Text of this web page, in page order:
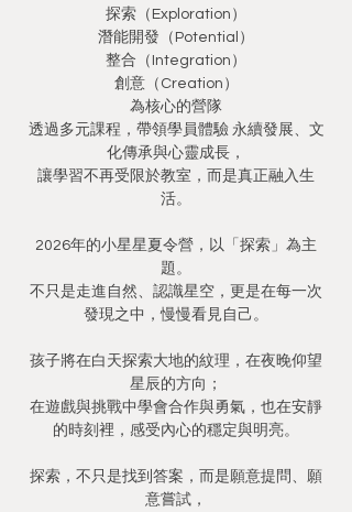
探索（Exploration）
潛能開發（Potential）
整合（Integration）
創意（Creation）
為核心的營隊
透過多元課程，帶領學員體驗 永續發展、文
化傳承與心靈成長，
讓學習不再受限於教室，而是真正融入生
活。
2026年的小星星夏令營，以「探索」為主
題。
不只是走進自然、認識星空，更是在每一次
發現之中，慢慢看見自己。
孩子將在白天探索大地的紋理，在夜晚仰望
星辰的方向；
在遊戲與挑戰中學會合作與勇氣，也在安靜
的時刻裡，感受內心的穩定與明亮。
探索，不只是找到答案，而是願意提問、願
意嘗試，